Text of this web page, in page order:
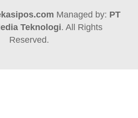
Managed by: PT
Teknologi. All Rights
Reserved.